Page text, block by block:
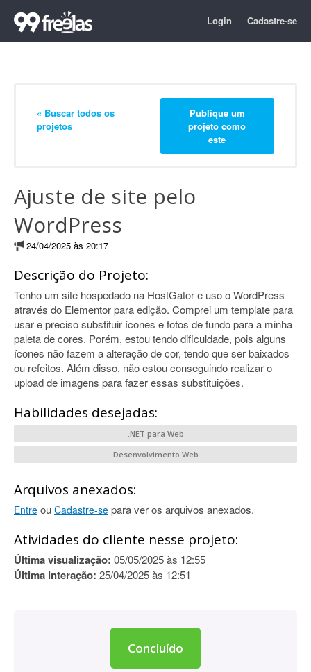
Login Cadastre-se
« Buscar todos os
projetos
Publique um
projeto como
este
Ajuste de site pelo
WordPress
24/04/2025 às 20:17
Descrição do Projeto:
Tenho um site hospedado na HostGator e uso o WordPress
através do Elementor para edição. Comprei um template para
usar e preciso substituir ícones e fotos de fundo para a minha
paleta de cores. Porém, estou tendo dificuldade, pois alguns
ícones não fazem a alteração de cor, tendo que ser baixados
ou refeitos. Além disso, não estou conseguindo realizar o
upload de imagens para fazer essas substituições.
Habilidades desejadas:
.NET para Web
Desenvolvimento Web
Arquivos anexados:
Entre ou Cadastre-se para ver os arquivos anexados.
Atividades do cliente nesse projeto:
Última visualização: 05/05/2025 às 12:55
Última interação: 25/04/2025 às 12:51
Concluído